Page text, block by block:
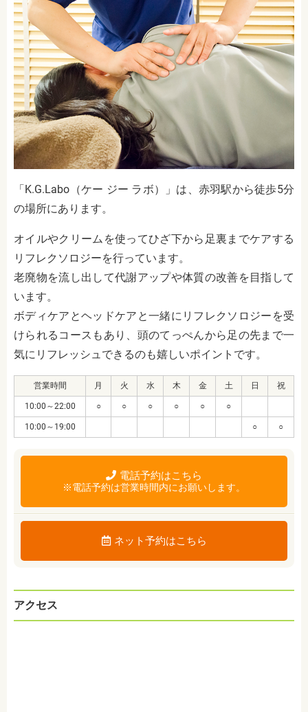
「K.G.Labo（ケー ジー ラボ）」は、赤羽駅から徒歩5分
の場所にあります。
オイルやクリームを使ってひざ下から足裏までケアする
リフレクソロジーを行っています。
老廃物を流し出して代謝アップや体質の改善を目指して
います。
ボディケアとヘッドケアと一緒にリフレクソロジーを受
けられるコースもあり、頭のてっぺんから足の先まで一
気にリフレッシュできるのも嬉しいポイントです。
営業時間 月 火 水 木 金 土 日 祝
10:00～22:00 ○ ○ ○ ○ ○ ○
10:00～19:00 ○ ○
電話予約はこちら
※電話予約は営業時間内にお願いします。
ネット予約はこちら
アクセス